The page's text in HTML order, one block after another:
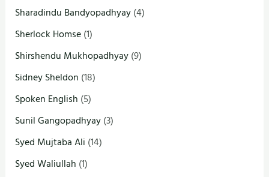
Sharadindu Bandyopadhyay(4)
Sherlock Homse(1)
Shirshendu Mukhopadhyay(9)
Sidney Sheldon (18)
Spoken English (5)
Sunil Gangopadhyay(3)
Syed Mujtaba Ali (14)
Syed Waliullah (1)